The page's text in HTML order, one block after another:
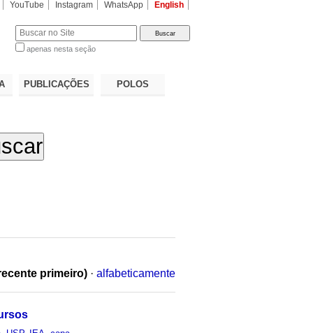
YouTube Instagram WhatsApp English
apenas nesta seção
PUBLICAÇÕES POLOS
primeiro) · alfabeticamente